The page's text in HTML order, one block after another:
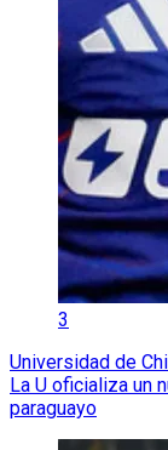
3
Universidad de
La U oficializa un
paraguayo